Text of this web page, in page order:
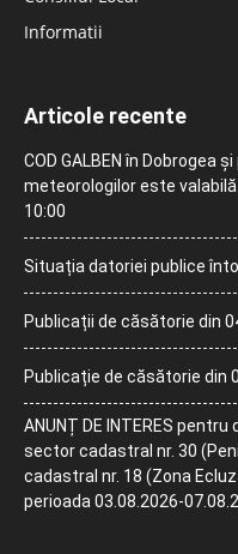
Informatii
Articole recente
COD GALBEN în Dobrogea
meteorologilor este
10:00
Situația datoriei publice
Publicații de căsătorie din
Publicație de căsătorie din
ANUNȚ DE INTERES
sector cadastral nr. 30
cadastral nr. 18 (Zona
perioada 03.08.2026-